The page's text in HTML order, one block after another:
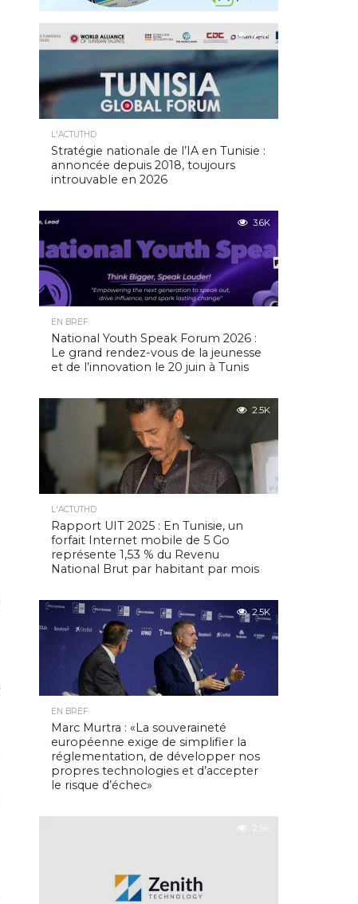
4.9K
L'ACTUTHD
Stratégie nationale de l’IA en Tunisie :
annoncée depuis 2018, toujours
introuvable en 2026
3.6K
EN BREF
National Youth Speak Forum 2026 :
Le grand rendez-vous de la jeunesse
et de l’innovation le 20 juin à Tunis
2.5K
L'ACTUTHD
Rapport UIT 2025 : En Tunisie, un
forfait Internet mobile de 5 Go
représente 1,53 % du Revenu
National Brut par habitant par mois
2.5K
EN BREF
Marc Murtra : «La souveraineté
européenne exige de simplifier la
réglementation, de développer nos
propres technologies et d’accepter
le risque d’échec»
2.5K